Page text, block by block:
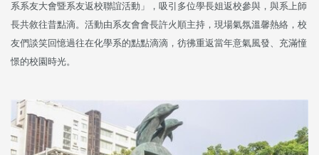
系系友大會暨系友返校聯誼活動」，吸引多位學長姐返校參與，與系上師
長共敘往昔點滴。活動由系友會會長許火順主持，現場氣氛溫馨熱絡，校
友們談笑回憶過往在化學系的點點滴滴，彷彿重返當年意氣風發、充滿憧
憬的校園時光。